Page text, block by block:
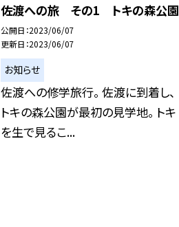
佐渡への旅 その1 トキの森公園
公開日 2023/06/07
更新日 2023/06/07
お知らせ
佐渡への修学旅行。 佐渡に到着し、
トキの森公園が最初の見学地。 トキ
を生で見るこ...